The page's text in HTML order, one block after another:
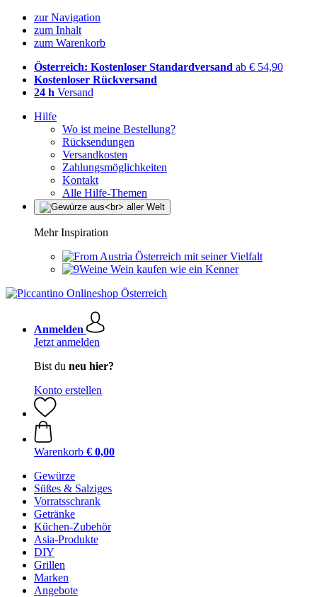
zur Navigation
zum Inhalt
zum Warenkorb
Österreich: Kostenloser Standardversand ab € 54,90
Kostenloser Rückversand
24 h Versand
Hilfe
Wo ist meine Bestellung?
Rücksendungen
Versandkosten
Zahlungsmöglichkeiten
Kontakt
Alle Hilfe-Themen
Mehr Inspiration
Österreich mit seiner Vielfalt
Wein kaufen wie ein Kenner
Anmelden
Jetzt anmelden
Bist du neu hier?
Konto erstellen
Warenkorb € 0,00
Gewürze
Süßes & Salziges
Vorratsschrank
Getränke
Küchen-Zubehör
Asia-Produkte
DIY
Grillen
Marken
Angebote